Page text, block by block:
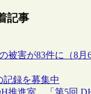
記事
被害が83件に（8月
録を募集中
推進室、「第5回